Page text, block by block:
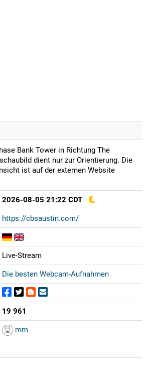
Bank Tower in Richtung The
dient nur zur Orientierung. Die
ist auf der externen Website
2026-08-05 21:22 CDT
https://cbsaustin.com/
Live-Stream
Die besten Webcam-Aufnahmen
19 961
mm